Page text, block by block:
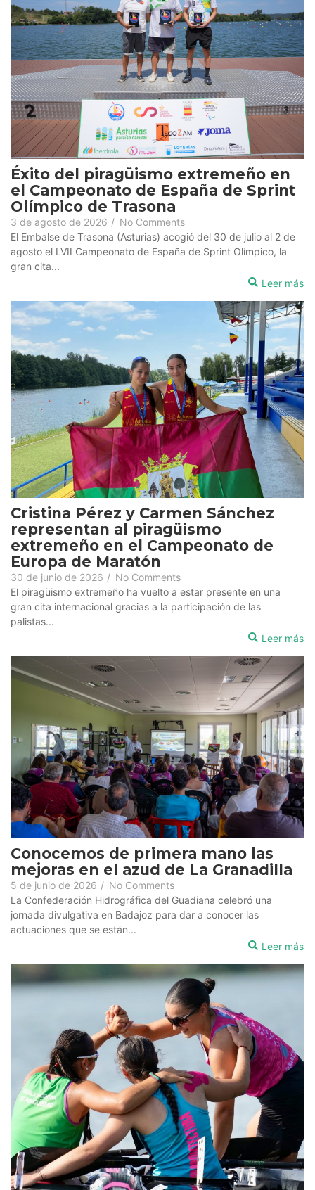
Éxito del piragüismo extremeño en
el Campeonato de España de Sprint
Olímpico de Trasona
3 de agosto de 2026 / No Comments
El Embalse de Trasona (Asturias) acogió del 30 de julio al 2 de
agosto el LVII Campeonato de España de Sprint Olímpico, la
gran cita...
Leer más
Cristina Pérez y Carmen Sánchez
representan al piragüismo
extremeño en el Campeonato de
Europa de Maratón
30 de junio de 2026 / No Comments
El piragüismo extremeño ha vuelto a estar presente en una
gran cita internacional gracias a la participación de las
palistas...
Leer más
Conocemos de primera mano las
mejoras en el azud de La Granadilla
5 de junio de 2026 / No Comments
La Confederación Hidrográfica del Guadiana celebró una
jornada divulgativa en Badajoz para dar a conocer las
actuaciones que se están...
Leer más